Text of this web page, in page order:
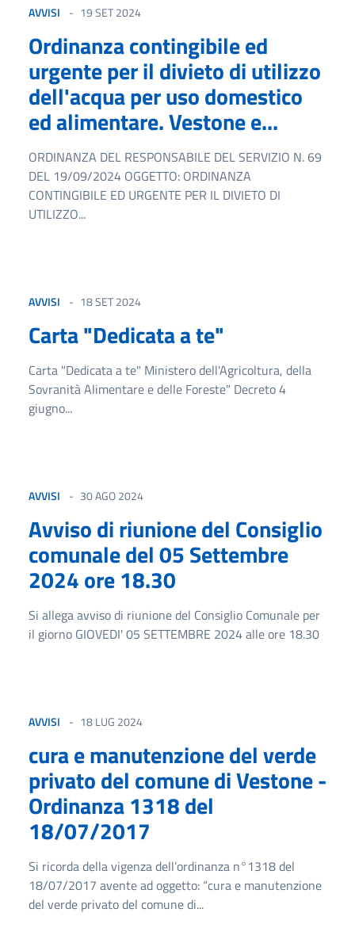
AVVISI 19 SET 2024
Ordinanza contingibile ed
urgente per il divieto di utilizzo
dell'acqua per uso domestico
ed alimentare. Vestone e...
ORDINANZA DEL RESPONSABILE DEL SERVIZIO N. 69
DEL 19/09/2024 OGGETTO: ORDINANZA
CONTINGIBILE ED URGENTE PER IL DIVIETO DI
UTILIZZO...
AVVISI 18 SET 2024
Carta "Dedicata a te"
Carta "Dedicata a te" Ministero dell'Agricoltura, della
Sovranità Alimentare e delle Foreste" Decreto 4
giugno...
AVVISI 30 AGO 2024
Avviso di riunione del Consiglio
comunale del 05 Settembre
2024 ore 18.30
Si allega avviso di riunione del Consiglio Comunale per
il giorno GIOVEDI' 05 SETTEMBRE 2024 alle ore 18.30
AVVISI 18 LUG 2024
cura e manutenzione del verde
privato del comune di Vestone -
Ordinanza 1318 del
18/07/2017
Si ricorda della vigenza dell’ordinanza n°1318 del
18/07/2017 avente ad oggetto: “cura e manutenzione
del verde privato del comune di...